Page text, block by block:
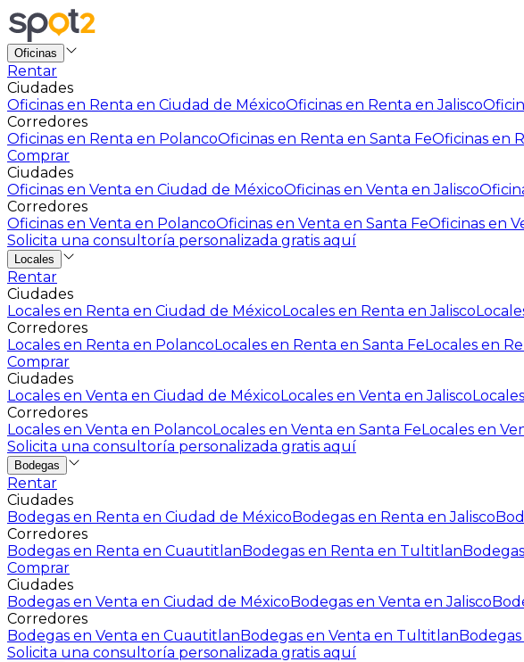
Oficinas
Rentar
Ciudades
Oficinas en Renta en Ciudad de MéxicoOficinas en Renta en Jalisco
Corredores
Oficinas en Renta en PolancoOficinas en Renta en Santa FeOficinas en
Comprar
Ciudades
Oficinas en Venta en Ciudad de MéxicoOficinas en Venta en Jalisco
Corredores
Oficinas en Venta en PolancoOficinas en Venta en Santa FeOficinas en
Solicita una consultoría personalizada gratis aquí
Locales
Rentar
Ciudades
Locales en Renta en Ciudad de MéxicoLocales en Renta en Jalisco
Corredores
Locales en Renta en PolancoLocales en Renta en Santa FeLocales en
Comprar
Ciudades
Locales en Venta en Ciudad de MéxicoLocales en Venta en Jalisco
Corredores
Locales en Venta en PolancoLocales en Venta en Santa FeLocales en
Solicita una consultoría personalizada gratis aquí
Bodegas
Rentar
Ciudades
Bodegas en Renta en Ciudad de MéxicoBodegas en Renta en Jalisco
Corredores
Bodegas en Renta en CuautitlanBodegas en Renta en Tultitlan
Comprar
Ciudades
Bodegas en Venta en Ciudad de MéxicoBodegas en Venta en Jalisco
Corredores
Bodegas en Venta en CuautitlanBodegas en Venta en Tultitlan
Solicita una consultoría personalizada gratis aquí